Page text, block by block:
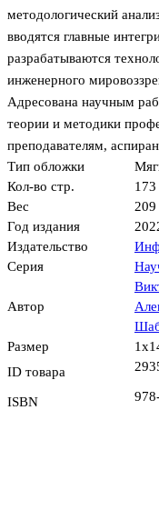
методологический
вводятся главные
разрабатываются
инженерного
Адресована научным
теории и методики
преподавателям,
Тип обложки
Кол-во стр.
173
Вес
209
Год издания
Издательство
Серия
Автор
Размер
ID товара
ISBN